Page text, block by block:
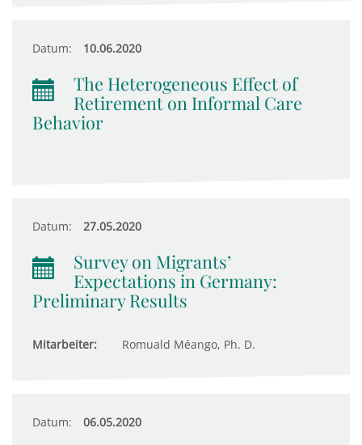
Datum: 10.06.2020
The Heterogeneous Effect of
Retirement on Informal Care
Behavior
Datum: 27.05.2020
Survey on Migrants’
Expectations in Germany:
Preliminary Results
Mitarbeiter: Romuald Méango, Ph. D.
Datum: 06.05.2020